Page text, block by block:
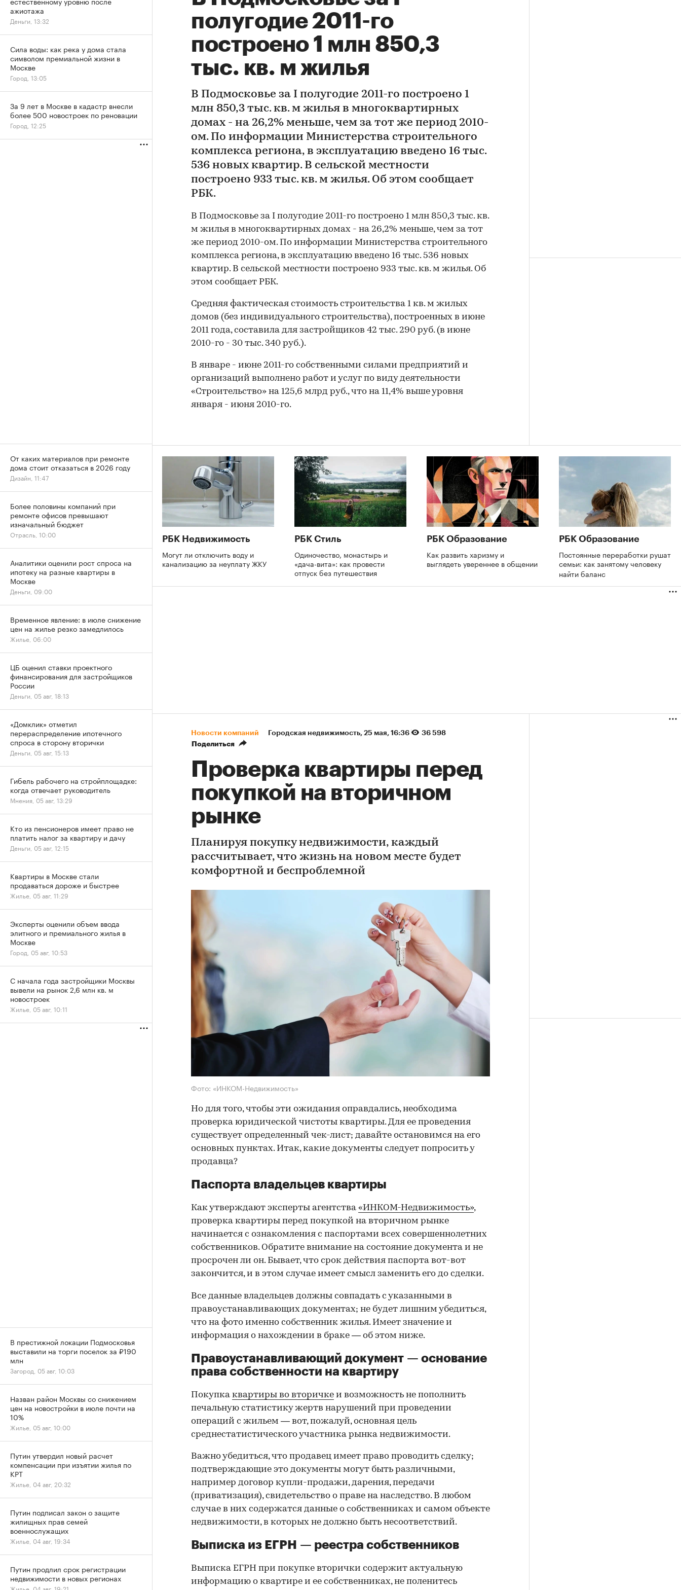
полугодие 2011-го
построено 1 млн 850,3
тыс. кв. м жилья
В Подмосковье за I полугодие 2011-го построено 1
млн 850,3 тыс. кв. м жилья в многоквартирных
домах - на 26,2% меньше, чем за тот же период 2010-
ом. По информации Министерства строительного
комплекса региона, в эксплуатацию введено 16 тыс.
536 новых квартир. В сельской местности
построено 933 тыс. кв. м жилья. Об этом сообщает
РБК.
В Подмосковье за I полугодие 2011-го построено 1 млн 850,3 тыс. кв.
м жилья в многоквартирных домах - на 26,2% меньше, чем за тот
же период 2010-ом. По информации Министерства строительного
комплекса региона, в эксплуатацию введено 16 тыс. 536 новых
квартир. В сельской местности построено 933 тыс. кв. м жилья. Об
этом сообщает РБК.
Средняя фактическая стоимость строительства 1 кв. м жилых
домов (без индивидуального строительства), построенных в июне
2011 года, составила для застройщиков 42 тыс. 290 руб. (в июне
2010-го - 30 тыс. 340 руб.).
В январе - июне 2011-го собственными силами предприятий и
организаций выполнено работ и услуг по виду деятельности
«Строительство» на 125,6 млрд руб., что на 11,4% выше уровня
января - июня 2010-го.
РБК Недвижимость
Могут ли отключить воду и
канализацию за неуплату ЖКУ
РБК Стиль
Одиночество, монастырь и
«дача-вита»: как провести
отпуск без путешествия
РБК Образование
Как развить харизму и
выглядеть увереннее в общении
РБК Образование
Постоянные переработки рушат
семьи: как занятому человеку
найти баланс
Новости компаний Городская недвижимость⁠, 25 мая, 16:36
36 598
Поделиться
Проверка квартиры перед
покупкой на вторичном
рынке
Планируя покупку недвижимости, каждый
рассчитывает, что жизнь на новом месте будет
комфортной и беспроблемной
Фото: «ИНКОМ-Недвижимость»
Но для того, чтобы эти ожидания оправдались, необходима
проверка юридической чистоты квартиры. Для ее проведения
существует определенный чек-лист; давайте остановимся на его
основных пунктах. Итак, какие документы следует попросить у
продавца?
Паспорта владельцев квартиры
Как утверждают эксперты агентства «ИНКОМ-Недвижимость»,
проверка квартиры перед покупкой на вторичном рынке
начинается с ознакомления с паспортами всех совершеннолетних
собственников. Обратите внимание на состояние документа и не
просрочен ли он. Бывает, что срок действия паспорта вот-вот
закончится, и в этом случае имеет смысл заменить его до сделки.
Все данные владельцев должны совпадать с указанными в
правоустанавливающих документах; не будет лишним убедиться,
что на фото именно собственник жилья. Имеет значение и
информация о нахождении в браке — об этом ниже.
Правоустанавливающий документ — основание
права собственности на квартиру
Покупка квартиры во вторичке и возможность не пополнить
печальную статистику жертв нарушений при проведении
операций с жильем — вот, пожалуй, основная цель
среднестатистического участника рынка недвижимости.
Важно убедиться, что продавец имеет право проводить сделку;
подтверждающие это документы могут быть различными,
например договор купли-продажи, дарения, передачи
(приватизация), свидетельство о праве на наследство. В любом
случае в них содержатся данные о собственниках и самом объекте
недвижимости, в которых не должно быть несоответствий.
Выписка из ЕГРН — реестра собственников
Выписка ЕГРН при покупке вторички содержит актуальную
информацию о квартире и ее собственниках, не поленитесь
ажиотажа
Деньги, 13:32
Сила воды: как река у дома стала
символом премиальной жизни в
Москве
Город, 13:05
За 9 лет в Москве в кадастр внесли
более 500 новостроек по реновации
Город, 12:25
От каких материалов при ремонте
дома стоит отказаться в 2026 году
Дизайн, 11:47
Более половины компаний при
ремонте офисов превышают
изначальный бюджет
Отрасль, 10:00
Аналитики оценили рост спроса на
ипотеку на разные квартиры в
Москве
Деньги, 09:00
Временное явление: в июле снижение
цен на жилье резко замедлилось
Жилье, 06:00
ЦБ оценил ставки проектного
финансирования для застройщиков
России
Деньги, 05 авг, 18:13
«Домклик» отметил
перераспределение ипотечного
спроса в сторону вторички
Деньги, 05 авг, 15:13
Гибель рабочего на стройплощадке:
когда отвечает руководитель
Мнения, 05 авг, 13:29
Кто из пенсионеров имеет право не
платить налог за квартиру и дачу
Деньги, 05 авг, 12:15
Квартиры в Москве стали
продаваться дороже и быстрее
Жилье, 05 авг, 11:29
Эксперты оценили объем ввода
элитного и премиального жилья в
Москве
Город, 05 авг, 10:53
С начала года застройщики Москвы
вывели на рынок 2,6 млн кв. м
новостроек
Жилье, 05 авг, 10:11
В престижной локации Подмосковья
выставили на торги поселок за ₽190
млн
Загород, 05 авг, 10:03
Назван район Москвы со снижением
цен на новостройки в июле почти на
10%
Жилье, 05 авг, 10:00
Путин утвердил новый расчет
компенсации при изъятии жилья по
КРТ
Жилье, 04 авг, 20:32
Путин подписал закон о защите
жилищных прав семей
военнослужащих
Жилье, 04 авг, 19:34
Путин продлил срок регистрации
недвижимости в новых регионах